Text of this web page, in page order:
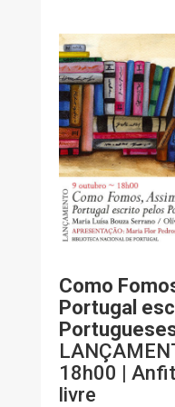
Como
Portugal
18h00 |
livre